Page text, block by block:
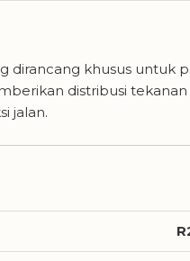
khusus untuk
distribusi
jalan.